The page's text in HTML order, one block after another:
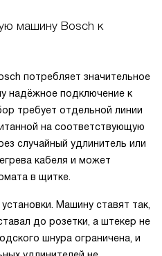
машину Bosch к
потребляет значительное
надёжное подключение к
требует отдельной линии
на соответствующую
случайный удлинитель или
кабеля и может
в щитке.
Машину ставят так,
до розетки, а штекер не
шнура ограничена, и